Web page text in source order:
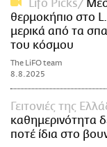
Lifo Picks
θερμοκήπιο στο
μερικά από τα
του κόσμου
The LiFO team
8.8.2025
Γειτονιές της
καθημερινότητα
ποτέ ίδια στο